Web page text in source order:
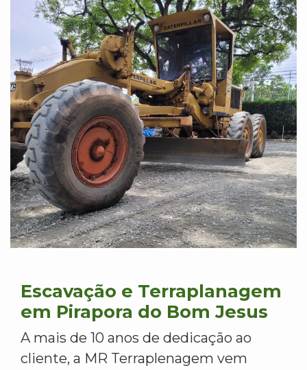
Escavação e Terraplanagem
em Pirapora do Bom Jesus
A mais de 10 anos de dedicação ao
cliente, a MR Terraplenagem vem